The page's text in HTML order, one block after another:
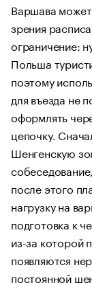
Варшава может
зрения
ограничение:
Польша
поэтому
для въезда не
оформлять
цепочку.
Шенгенскую
после этого
нагрузку на
подготовка к
из-за которой
появляются
постоянной